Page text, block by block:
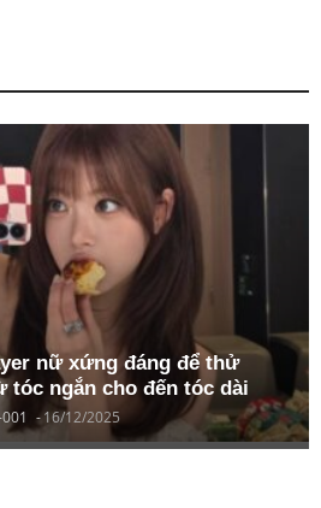
nữ xứng đáng để thử
tóc ngắn cho đến tóc dài
-16/12/2025